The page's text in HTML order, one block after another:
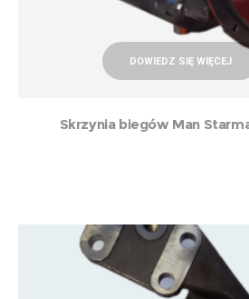
DOWIEDZ SIĘ WIĘCEJ
Skrzynia biegów Man